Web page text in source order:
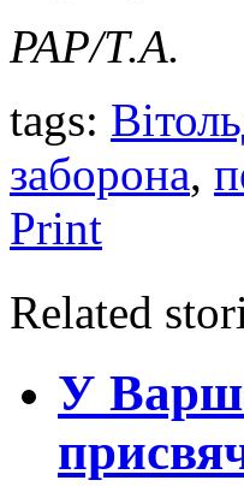
PAP/Т.А.
tags:
заборона,
Print
Related
У